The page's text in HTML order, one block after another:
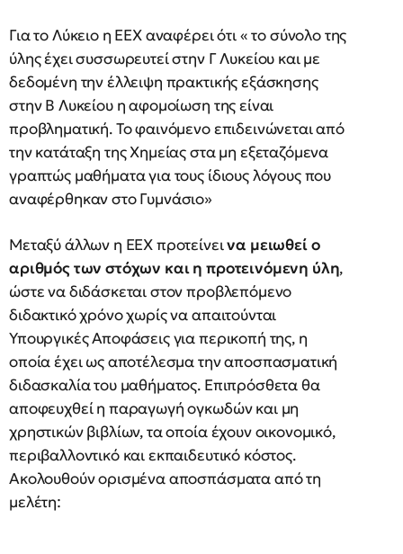
Για το Λύκειο η ΕΕΧ αναφέρει ότι « το σύνολο της
ύλης έχει συσσωρευτεί στην Γ Λυκείου και με
δεδομένη την έλλειψη πρακτικής εξάσκησης
στην Β Λυκείου η αφομοίωση της είναι
προβληματική. Το φαινόμενο επιδεινώνεται από
την κατάταξη της Χημείας στα μη εξεταζόμενα
γραπτώς μαθήματα για τους ίδιους λόγους που
αναφέρθηκαν στο Γυμνάσιο»
Μεταξύ άλλων η ΕΕΧ προτείνεινα μειωθεί o
αριθμός των στόχων και η προτεινόμενη ύλη,
ώστε να διδάσκεται στον προβλεπόμενο
διδακτικό χρόνο χωρίς να απαιτούνται
Υπουργικές Αποφάσεις για περικοπή της, η
οποία έχει ως αποτέλεσμα την αποσπασματική
διδασκαλία του μαθήματος. Επιπρόσθετα θα
αποφευχθεί η παραγωγή ογκωδών και μη
χρηστικών βιβλίων, τα οποία έχουν οικονομικό,
περιβαλλοντικό και εκπαιδευτικό κόστος.
Ακολουθούν ορισμένα αποσπάσματα από τη
μελέτη: